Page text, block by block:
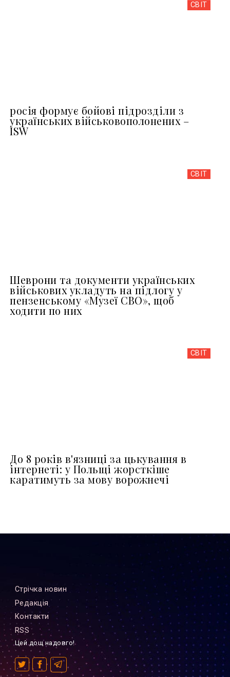
СВІТ
росія формує бойові підрозділи з
українських військовополонених –
ISW
СВІТ
Шеврони та документи українських
військових укладуть на підлогу у
пензенському «Музеї СВО», щоб
ходити по них
СВІТ
До 8 років в'язниці за цькування в
інтернеті: у Польщі жорсткіше
каратимуть за мову ворожнечі
Стрiчка новин
Редакцiя
Контакти
RSS
Цей дощ надовго!